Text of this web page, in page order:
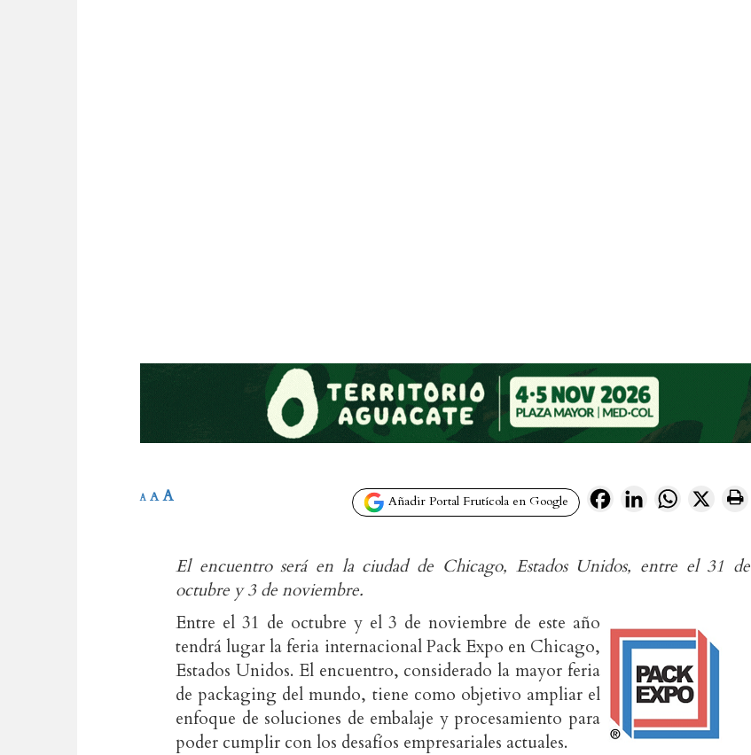
Añadir Portal Frutícola en Google FacebookLinkedInWhatsApp
X
A A A
El encuentro será en la ciudad de Chicago, Estados Unidos, entre el 31 de
octubre y 3 de noviembre.
Entre el 31 de octubre y el 3 de noviembre de este año
tendrá lugar la feria internacional Pack Expo en Chicago,
Estados Unidos. El encuentro, considerado la mayor feria
de packaging del mundo, tiene como objetivo ampliar el
enfoque de soluciones de embalaje y procesamiento para
poder cumplir con los desafíos empresariales actuales.